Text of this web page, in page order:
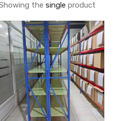
the single product